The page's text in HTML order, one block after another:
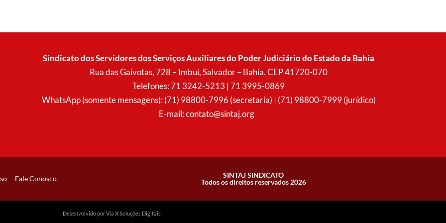
Sindicato dos Servidores dos Serviços Auxiliares do Poder Judiciário do Estado da Bahia
Rua das Gaivotas, 728 – Imbuí, Salvador – Bahia. CEP 41720-070
Telefones: 71 3242-5213 | 71 3995-0869
WhatsApp (somente mensagens): (71) 98800-7996 (secretaria) | (71) 98800-7999 (jurídico)
E-mail:contato@sintaj.org
Fale Conosco
SINTAJ SINDICATO
Todos os direitos reservados 2026
Desenvolvido por Via X Soluções Digitais